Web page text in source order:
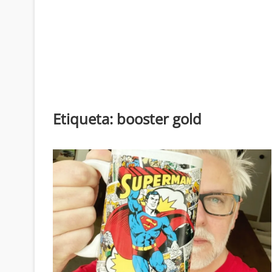
Etiqueta: booster gold